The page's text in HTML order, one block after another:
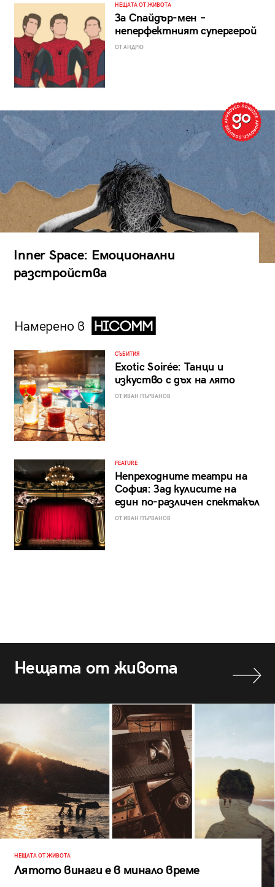
НЕЩАТА ОТ ЖИВОТА
За Спайдър-мен –
неперфектният супергерой
ОТ АНДРЮ
Inner Space: Емоционални
разстройства
Намерено в
СЪБИТИЯ
Exotic Soirée: Танци и
изкуство с дъх на лято
ОТ ИВАН ПЪРВАНОВ
FEATURE
Непреходните театри на
София: Зад кулисите на
един по-различен спектакъл
ОТ ИВАН ПЪРВАНОВ
Нещата от живота
НЕЩАТА ОТ ЖИВОТА
Лятото винаги е в минало време